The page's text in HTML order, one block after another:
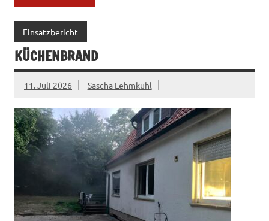
Einsatzbericht
KÜCHENBRAND
11. Juli 2026 Sascha Lehmkuhl